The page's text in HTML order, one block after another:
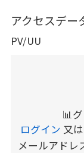
アクセスデー
PV/UU
📊
ログイン 又は
メールアドレ